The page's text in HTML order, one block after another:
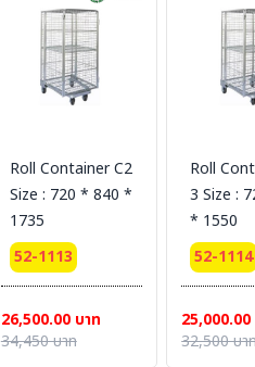
Roll Container C2
Size : 720 * 840 *
1735
52-1113
26,500.00 บาท
34,450 บาท
Roll
3 Size :
* 1550
52-1114
25,000.00
32,500 บา